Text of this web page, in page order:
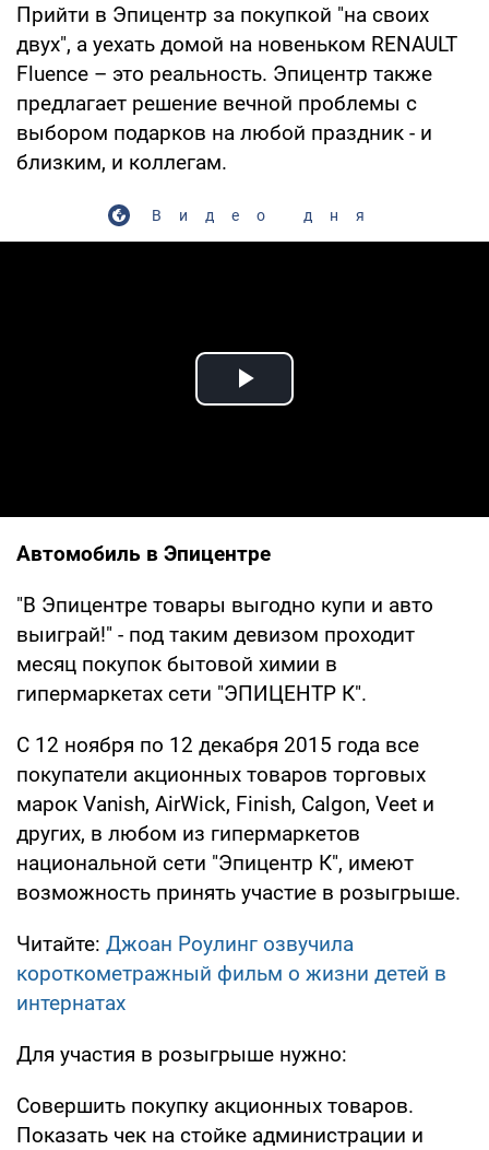
Прийти в Эпицентр за покупкой "на своих
двух", а уехать домой на новеньком RENAULT
Fluence – это реальность. Эпицентр также
предлагает решение вечной проблемы с
выбором подарков на любой праздник - и
близким, и коллегам.
Видео дня
Play Video
Автомобиль в Эпицентре
"В Эпицентре товары выгодно купи и авто
выиграй!" - под таким девизом проходит
месяц покупок бытовой химии в
гипермаркетах сети "ЭПИЦЕНТР К".
С 12 ноября по 12 декабря 2015 года все
покупатели акционных товаров торговых
марок Vanish, AirWick, Finish, Calgon, Veet и
других, в любом из гипермаркетов
национальной сети "Эпицентр К", имеют
возможность принять участие в розыгрыше.
Читайте: Джоан Роулинг озвучила
короткометражный фильм о жизни детей в
интернатах
Для участия в розыгрыше нужно:
Совершить покупку акционных товаров.
Показать чек на стойке администрации и